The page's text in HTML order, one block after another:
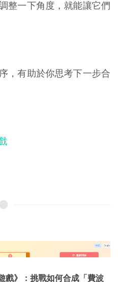
整一下角度，就能讓它們
，有助於你思考下一步合
- 濕西瓜》